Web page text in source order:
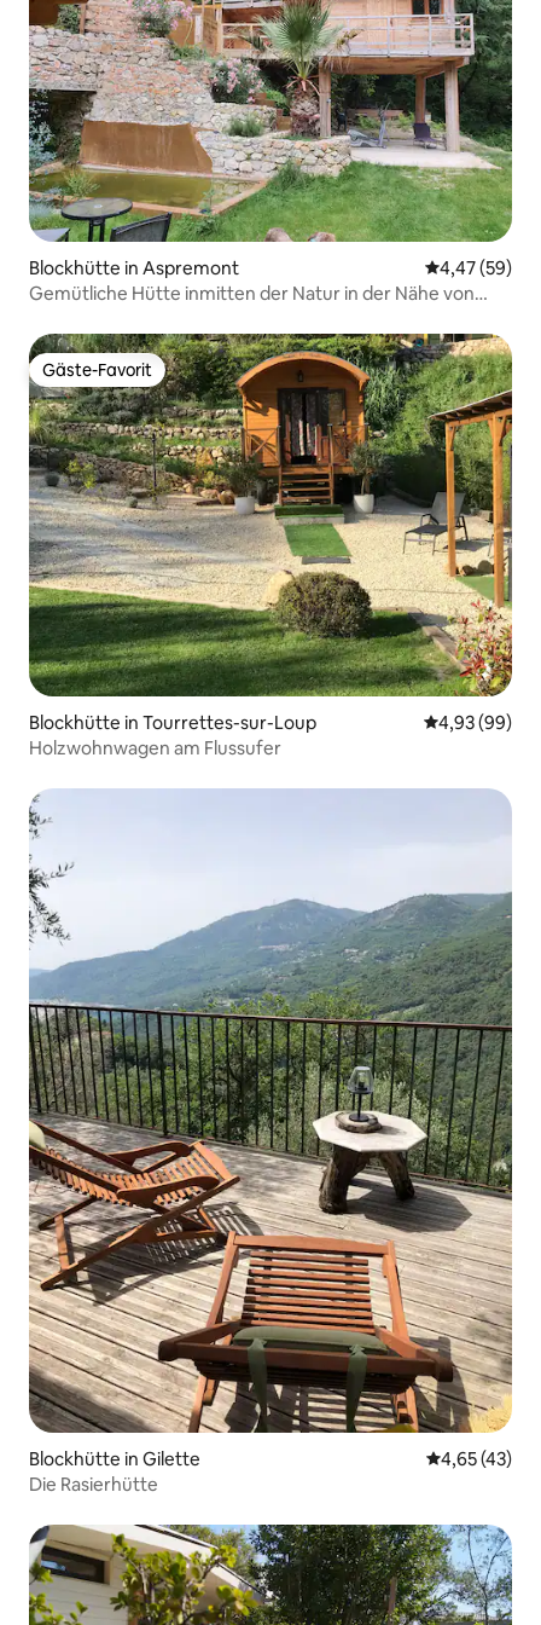
Blockhütte in Aspremont
4,47 (59)
Gemütliche Hütte inmitten der Natur in der Nähe von
Gäste-Favorit
Gäste-Favorit
Blockhütte in Tourrettes-sur-Loup
4,93 (99)
Holzwohnwagen am Flussufer
Blockhütte in Gilette
4,65 (43)
Die Rasierhütte